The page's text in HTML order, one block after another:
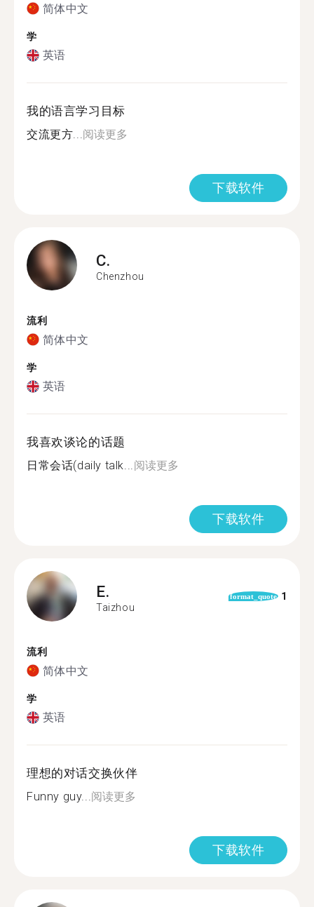
简体中文
学
英语
我的语言学习目标
交流更方...阅读更多
下载软件
C.
Chenzhou
流利
简体中文
学
英语
我喜欢谈论的话题
日常会话(daily talk...阅读更多
下载软件
E.
Taizhou
format_quote 1
流利
简体中文
学
英语
理想的对话交换伙伴
Funny guy...阅读更多
下载软件